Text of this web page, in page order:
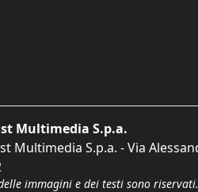
Multimedia S.p.a.
Multimedia S.p.a. - Via
immagini e dei testi sono